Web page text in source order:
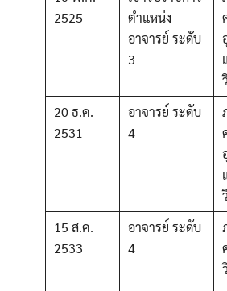
for:
2525
ตำแหน่ง
อาจารย์ ระดับ
3
20 ธ.ค.
2531
อาจารย์ ระดับ
4
15 ส.ค.
2533
อาจารย์ ระดับ
4